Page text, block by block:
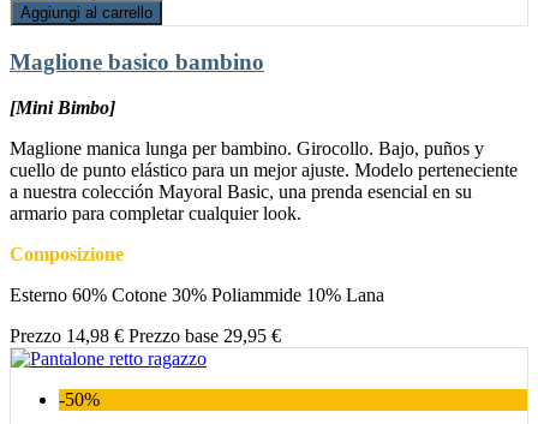
Aggiungi al carrello
Maglione basico bambino
[Mini Bimbo]
Maglione manica lunga per bambino. Girocollo. Bajo, puños y
cuello de punto elástico para un mejor ajuste. Modelo perteneciente
a nuestra colección Mayoral Basic, una prenda esencial en su
armario para completar cualquier look.
Composizione
Esterno 60% Cotone 30% Poliammide 10% Lana
Prezzo 14,98 € Prezzo base 29,95 €
-50%